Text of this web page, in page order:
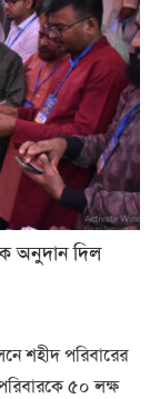
অনুদান দিল
শহীদ পরিবারের
৫০ লক্ষ